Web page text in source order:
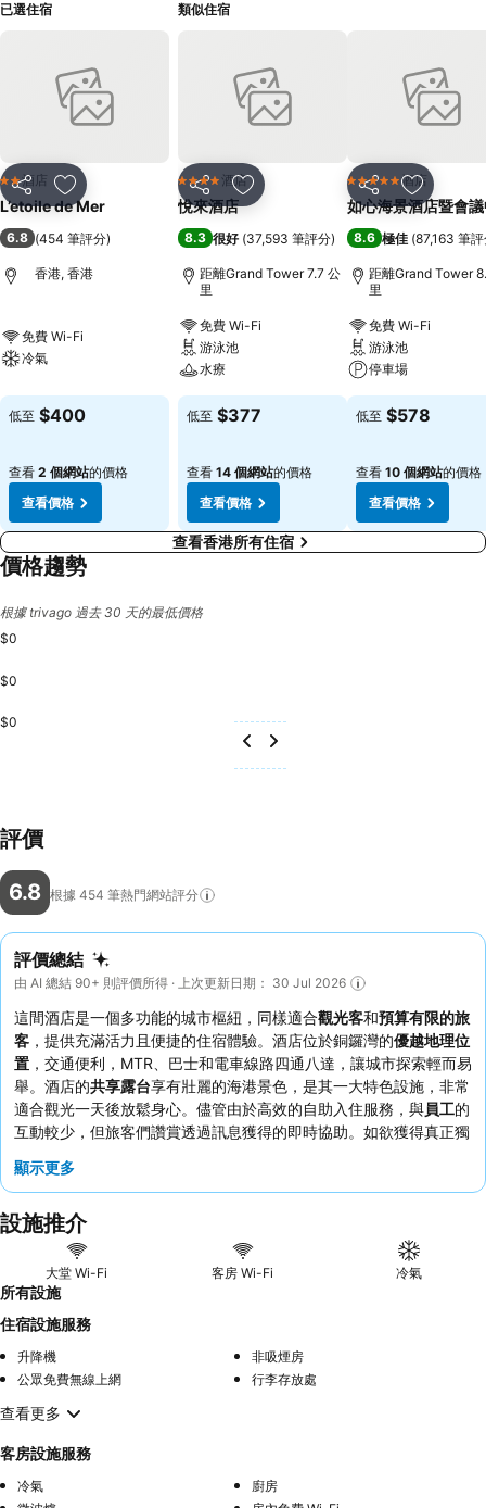
已選住宿
分享 放到收藏夾
2 星級酒店
L’etoile de Mer
6.8 (454 筆評分)
香港, 香港
免費 Wi-Fi
冷氣
低至 $400
查看 2 個網站的價格
查看價格
類似住宿
分享 放到收藏夾
4 星級 酒店
悅來酒店
8.3 很好 (37,593 筆評分)
距離Grand Tower 7.7 公
里
免費 Wi-Fi
游泳池
水療
低至 $377
查看 14 個網站的價格
查看價格
分享 放到收藏
5 星級 酒店
如心海景酒店暨會
8.6 極佳 (87,163 筆
距離Grand Tower
里
免費 Wi-Fi
游泳池
停車場
低至 $578
查看 10 個網站的價格
查看價格
查看香港所有住宿
價格趨勢
根據 trivago 過去 30 天的最低價格
$0
$0
$0
評價
6.8 根據 454 筆熱門網站評分
評價總結
由 AI 總結 90+ 則評價所得 · 上次更新日期： 30 Jul 2026
這間酒店是一個多功能的城市樞紐，同樣適合觀光客和預算有限的旅
客 ，提供充滿活力且便捷的住宿體驗。酒店位於銅鑼灣的優越地理位
置 ，交通便利，MTR、巴士和電車線路四通八達，讓城市探索輕而易
舉。酒店的共享露台享有壯麗的海港景色，是其一大特色設施，非常
適合觀光一天後放鬆身心。儘管由於高效的自助入住服務，與員工的
互動較少，但旅客們讚賞透過訊息獲得的即時協助。如欲獲得真正獨
顯示更多
設施推介
大堂 Wi-Fi 客房 Wi-Fi 冷氣
所有設施
住宿設施服務
升降機
非吸煙房
公眾免費無線上網
行李存放處
查看更多
客房設施服務
冷氣
廚房